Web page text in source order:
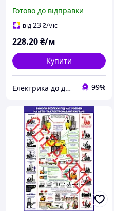
вимогами до безпеки
Готово до відправки
від23₴/міс
228.20₴/м
Купити
Електрика до дрібниць 99%